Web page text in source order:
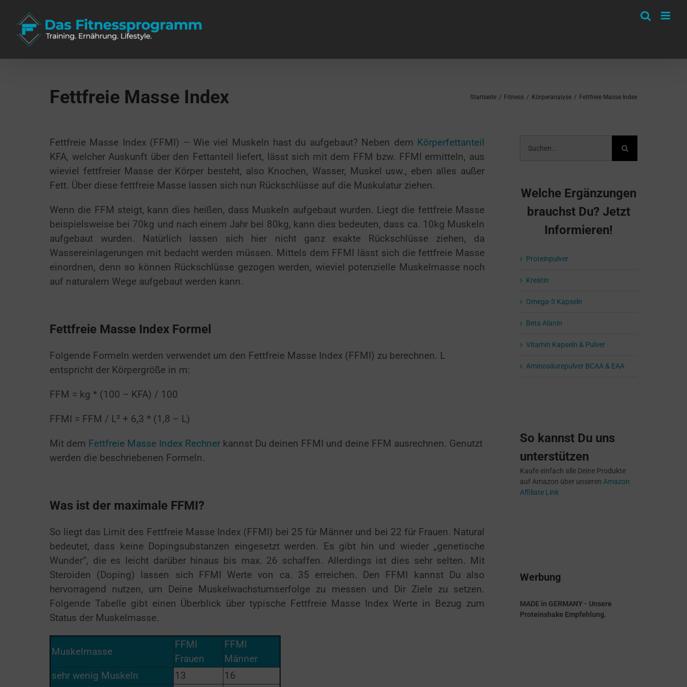
springen
Fettfreie Masse Index Startseite / Fitness / Körperanalyse / Fettfreie Masse Index
Fettfreie Masse Index (FFMI) – Wie viel Muskeln hast du aufgebaut? Neben dem Körperfettanteil
KFA, welcher Auskunft über den Fettanteil liefert, lässt sich mit dem FFM bzw. FFMI ermitteln, aus
wieviel fettfreier Masse der Körper besteht, also Knochen, Wasser, Muskel usw., eben alles außer
Fett. Über diese fettfreie Masse lassen sich nun Rückschlüsse auf die Muskulatur ziehen.
Wenn die FFM steigt, kann dies heißen, dass Muskeln aufgebaut wurden. Liegt die fettfreie Masse
beispielsweise bei 70kg und nach einem Jahr bei 80kg, kann dies bedeuten, dass ca. 10kg Muskeln
aufgebaut wurden. Natürlich lassen sich hier nicht ganz exakte Rückschlüsse ziehen, da
Wassereinlagerungen mit bedacht werden müssen. Mittels dem FFMI lässt sich die fettfreie Masse
einordnen, denn so können Rückschlüsse gezogen werden, wieviel potenzielle Muskelmasse noch
auf naturalem Wege aufgebaut werden kann.
Fettfreie Masse Index Formel
Folgende Formeln werden verwendet um den Fettfreie Masse Index (FFMI) zu berechnen. L
entspricht der Körpergröße in m:
FFM = kg * (100 – KFA) / 100
FFMI = FFM / L² + 6,3 * (1,8 – L)
Mit dem Fettfreie Masse Index Rechner kannst Du deinen FFMI und deine FFM ausrechnen. Genutzt
werden die beschriebenen Formeln.
Was ist der maximale FFMI?
So liegt das Limit des Fettfreie Masse Index (FFMI) bei 25 für Männer und bei 22 für Frauen. Natural
bedeutet, dass keine Dopingsubstanzen eingesetzt werden. Es gibt hin und wieder „genetische
Wunder“, die es leicht darüber hinaus bis max. 26 schaffen. Allerdings ist dies sehr selten. Mit
Steroiden (Doping) lassen sich FFMI Werte von ca. 35 erreichen. Den FFMI kannst Du also
hervorragend nutzen, um Deine Muskelwachstumserfolge zu messen und Dir Ziele zu setzen.
Folgende Tabelle gibt einen Überblick über typische Fettfreie Masse Index Werte in Bezug zum
Status der Muskelmasse.
Muskelmasse
FFMI
Frauen
FFMI
Männer
sehr wenig Muskeln
13
16
nach:
Welche Ergänzungen
brauchst Du? Jetzt
Informieren!
Proteinpulver
Kreatin
Omega-3 Kapseln
Beta Alanin
Vitamin Kapseln & Pulver
Aminosäurepulver BCAA & EAA
So kannst Du uns
unterstützen
Kaufe einfach alle Deine Produkte
auf Amazon über unseren Amazon
Affiliate Link
Werbung
MADE in GERMANY - Unsere
Proteinshake Empfehlung.